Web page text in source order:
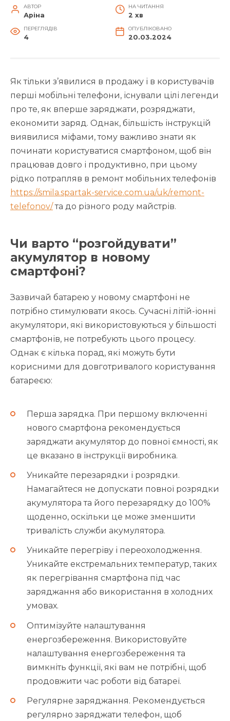
АВТОР
Аріна
НА ЧИТАННЯ
2 хв
ПЕРЕГЛЯДІВ
4
ОПУБЛІКОВАНО
20.03.2024
Як тільки з’явилися в продажу і в користувачів
перші мобільні телефони, існували цілі легенди
про те, як вперше заряджати, розряджати,
економити заряд. Однак, більшість інструкцій
виявилися міфами, тому важливо знати як
починати користуватися смартфоном, щоб він
працював довго і продуктивно, при цьому
рідко потрапляв в ремонт мобільних телефонів
https://smila.spartak-service.com.ua/uk/remont-
telefonov/та до різного роду майстрів.
Чи варто “розгойдувати”
акумулятор в новому
смартфоні?
Зазвичай батарею у новому смартфоні не
потрібно стимулювати якось. Сучасні літій-іонні
акумулятори, які використовуються у більшості
смартфонів, не потребують цього процесу.
Однак є кілька порад, які можуть бути
корисними для довготривалого користування
батареєю:
Перша зарядка. При першому включенні
нового смартфона рекомендується
заряджати акумулятор до повної ємності, як
це вказано в інструкції виробника.
Уникайте перезарядки і розрядки.
Намагайтеся не допускати повної розрядки
акумулятора та його перезарядку до 100%
щоденно, оскільки це може зменшити
тривалість служби акумулятора.
Уникайте перегріву і переохолодження.
Уникайте екстремальних температур, таких
як перегрівання смартфона під час
заряджання або використання в холодних
умовах.
Оптимізуйте налаштування
енергозбереження. Використовуйте
налаштування енергозбереження та
вимкніть функції, які вам не потрібні, щоб
продовжити час роботи від батареї.
Регулярне заряджання. Рекомендується
регулярно заряджати телефон, щоб